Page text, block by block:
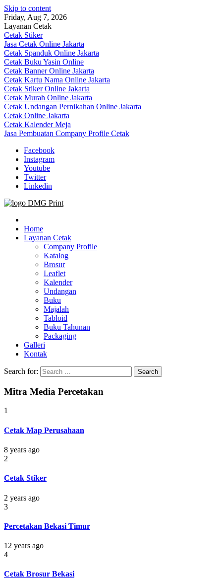
Skip to content
Friday, Aug 7, 2026
Layanan Cetak
Cetak Stiker
Jasa Cetak Online Jakarta
Cetak Spanduk Online Jakarta
Cetak Buku Yasin Online
Cetak Banner Online Jakarta
Cetak Kartu Nama Online Jakarta
Cetak Stiker Online Jakarta
Cetak Murah Online Jakarta
Cetak Undangan Pernikahan Online Jakarta
Cetak Online Jakarta
Cetak Kalender Meja
Jasa Pembuatan Company Profile Cetak
Facebook
Instagram
Youtube
Twitter
Linkedin
Jasa Cetak Online DMG Printing
Home
Layanan Cetak
Company Profile
Katalog
Brosur
Leaflet
Kalender
Undangan
Buku
Majalah
Tabloid
Buku Tahunan
Packaging
Galleri
Kontak
Search for:
Mitra Media Percetakan
1
Cetak Map Perusahaan
8 years ago
2
Cetak Stiker
2 years ago
3
Percetakan Bekasi Timur
12 years ago
4
Cetak Brosur Bekasi